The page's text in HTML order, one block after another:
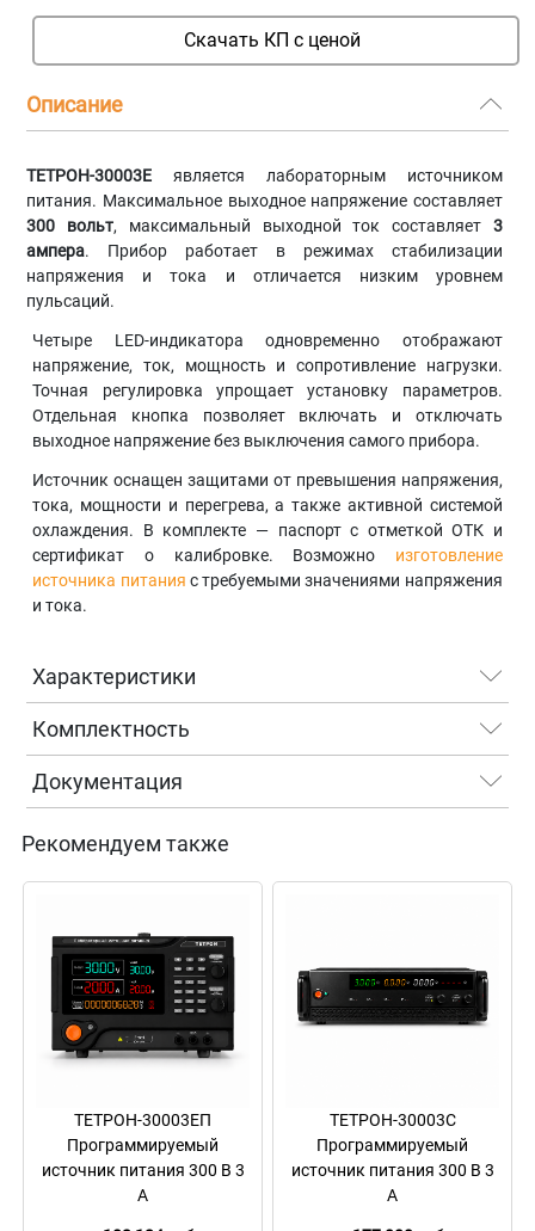
Скачать КП с ценой
Описание
ТЕТРОН-30003Е является лабораторным источником
питания. Максимальное выходное напряжение составляет
300 вольт, максимальный выходной ток составляет 3
ампера. Прибор работает в режимах стабилизации
напряжения и тока и отличается низким уровнем
пульсаций.
Четыре LED-индикатора одновременно отображают
напряжение, ток, мощность и сопротивление нагрузки.
Точная регулировка упрощает установку параметров.
Отдельная кнопка позволяет включать и отключать
выходное напряжение без выключения самого прибора.
Источник оснащен защитами от превышения напряжения,
тока, мощности и перегрева, а также активной системой
охлаждения. В комплекте — паспорт с отметкой ОТК и
сертификат о калибровке. Возможно изготовление
источника питания с требуемыми значениями напряжения
и тока.
Характеристики
Комплектность
Документация
Рекомендуем также
ТЕТРОН-30003ЕП
Программируемый
источник питания 300 В 3
А
ТЕТРОН-30003С
Программируемый
источник питания 300 В 3
А